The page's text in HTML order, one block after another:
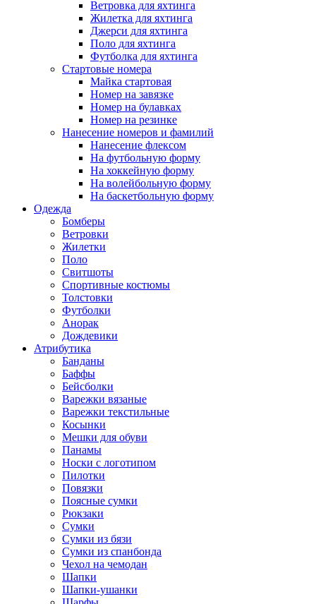
Ветровка для яхтинга
Жилетка для яхтинга
Джерси для яхтинга
Поло для яхтинга
Футболка для яхтинга
Стартовые номера
Майка стартовая
Номер на завязке
Номер на булавках
Номер на резинке
Нанесение номеров и фамилий
Нанесение флексом
На футбольную форму
На хоккейную форму
На волейбольную форму
На баскетбольную форму
Одежда
Бомберы
Ветровки
Жилетки
Поло
Свитшоты
Спортивные костюмы
Толстовки
Футболки
Анорак
Дождевики
Атрибутика
Банданы
Баффы
Бейсболки
Варежки вязаные
Варежки текстильные
Косынки
Мешки для обуви
Панамы
Носки с логотипом
Пилотки
Повязки
Поясные сумки
Рюкзаки
Сумки
Сумки из бязи
Сумки из спанбонда
Чехол на чемодан
Шапки
Шапки-ушанки